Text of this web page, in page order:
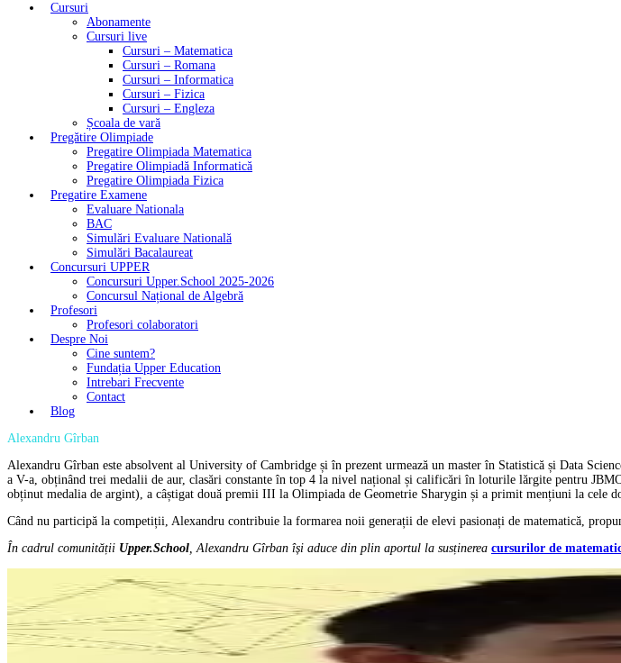
Cursuri
Abonamente
Cursuri live
Cursuri – Matematica
Cursuri – Romana
Cursuri – Informatica
Cursuri – Fizica
Cursuri – Engleza
Școala de vară
Pregătire Olimpiade
Pregatire Olimpiada Matematica
Pregatire Olimpiadă Informatică
Pregatire Olimpiada Fizica
Pregatire Examene
Evaluare Nationala
BAC
Simulări Evaluare Natională
Simulări Bacalaureat
Concursuri UPPER
Concursuri Upper.School 2025-2026
Concursul Național de Algebră
Profesori
Profesori colaboratori
Despre Noi
Cine suntem?
Fundația Upper Education
Intrebari Frecvente
Contact
Blog
Alexandru Gîrban
Alexandru Gîrban este absolvent al University of Cambridge și în prezent urmează un master în Statistică și Data
a V-a, obținând trei medalii de aur, clasări constante în top 4 la nivel național și calificări în loturile lărgite pentru
obținut medalia de argint), a câștigat două premii III la Olimpiada de Geometrie Sharygin și a primit mențiuni la cele
Când nu participă la competiții, Alexandru contribuie la formarea noii generații de elevi pasionați de matematică,
În cadrul comunității Upper.School, Alexandru Gîrban își aduce din plin aportul la susținerea cursurilor de